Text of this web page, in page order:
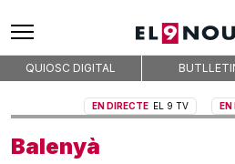
QUIOSC DIGITAL
EN DIRECTE EL 9 TV EN
Balenyà